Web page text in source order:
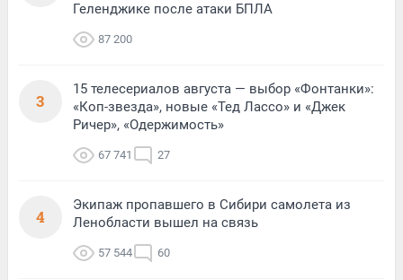
Геленджике после атаки БПЛА
87 200
3
15 телесериалов августа — выбор «Фонтанки»:
«Коп-звезда», новые «Тед Лассо» и «Джек
Ричер», «Одержимость»
67 741 27
4
Экипаж пропавшего в Сибири самолета из
Ленобласти вышел на связь
57 544 60